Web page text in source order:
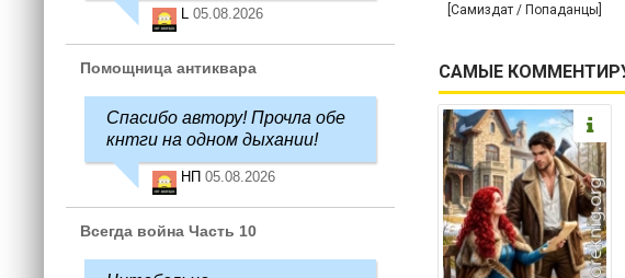
[Самиздат / Попаданцы]
САМЫЕ
L 05.08.2026
Помощница антиквара
Спасибо автору! Прочла обе
кнтги на одном дыхании!
НП 05.08.2026
Всегда война Часть 10